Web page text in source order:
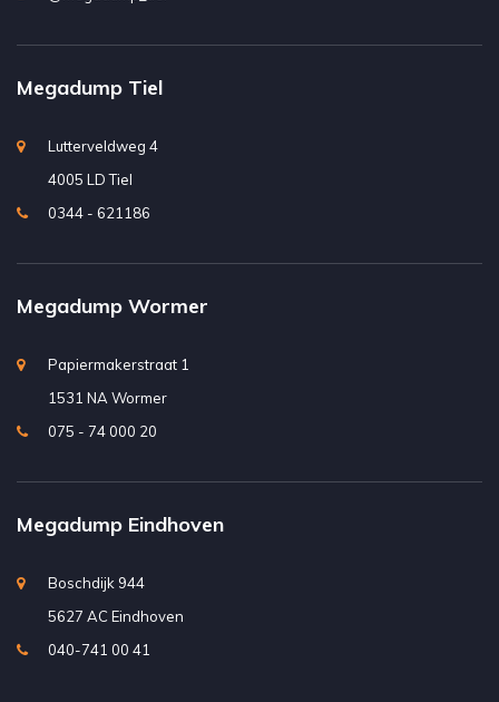
Megadump Tiel
Lutterveldweg 4
4005 LD Tiel
0344 - 621186
Megadump Wormer
Papiermakerstraat 1
1531 NA Wormer
075 - 74 000 20
Megadump Eindhoven
Boschdijk 944
5627 AC Eindhoven
040-741 00 41